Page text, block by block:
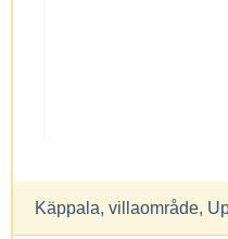
Käppala, villaområde,